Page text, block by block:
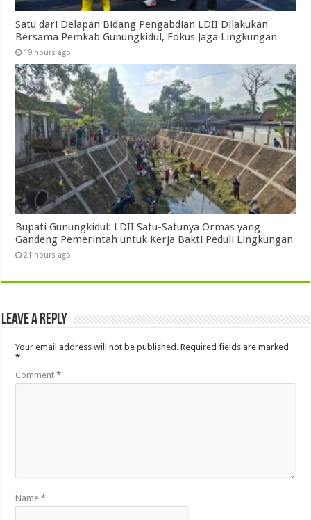
Satu dari Delapan Bidang Pengabdian LDII Dilakukan
Bersama Pemkab Gunungkidul, Fokus Jaga Lingkungan
19 hours ago
Bupati Gunungkidul: LDII Satu-Satunya Ormas yang
Gandeng Pemerintah untuk Kerja Bakti Peduli Lingkungan
21 hours ago
Leave a Reply
Your email address will not be published. Required fields are marked
*
Comment*
Name*